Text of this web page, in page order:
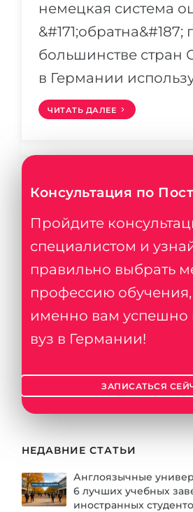
немецкая система
большинстве стран
в Германии
ЧИТАТЬ ДАЛЕЕ
Консультация по
Пройдите
специалистом и
правильно выбрать
профессию обучения,
именно вам успешно
вуз в Германии!
ЗАПИСАТЬСЯ
НЕДАВНИЕ СТАТЬИ
Англоязычные
6 лучших учебных
иностранных